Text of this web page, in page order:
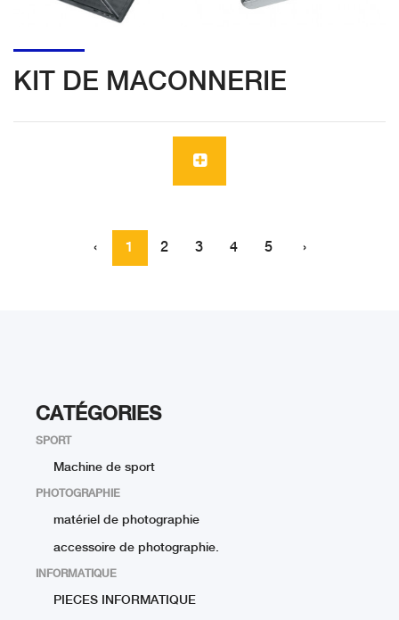
CATÉGORIES
SPORT
Machine de sport
PHOTOGRAPHIE
matériel de photographie
accessoire de photographie.
INFORMATIQUE
PIECES INFORMATIQUE
KIT DE MACONNERIE
‹ 1 2 3 4 5 ›